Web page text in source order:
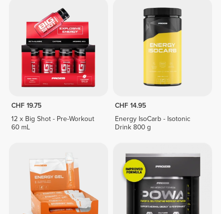
CHF 19.75
12 x Big Shot - Pre-Workout
60 mL
CHF 14.95
Energy IsoCarb - Isotonic
Drink 800 g